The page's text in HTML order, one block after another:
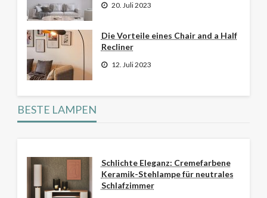
20. Juli 2023
Die Vorteile eines Chair and a Half
Recliner
12. Juli 2023
BESTE LAMPEN
Schlichte Eleganz: Cremefarbene
Keramik-Stehlampe für neutrales
Schlafzimmer